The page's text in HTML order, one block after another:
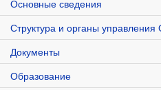
Основные сведения
Структура и органы
Документы
Образование